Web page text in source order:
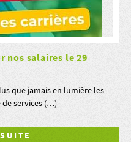
nos salaires le 29
que jamais en lumière les
services (…)